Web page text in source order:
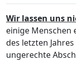
Wir lassen uns
einige Menschen
des letzten
ungerechte